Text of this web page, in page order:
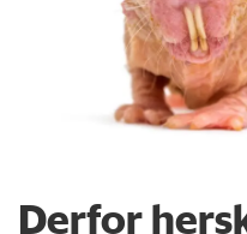
Derfor